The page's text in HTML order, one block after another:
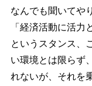
なんでも聞いてや
「経済活動に活力
というスタンス、
い環境とは限らず
れないが、それを